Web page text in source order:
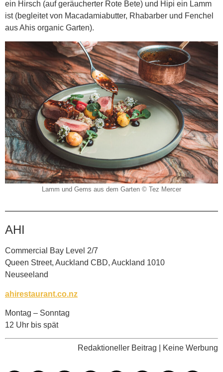
ein Hirsch (auf geräucherter Rote Bete) und Hipi ein Lamm
ist (begleitet von Macadamiabutter, Rhabarber und Fenchel
aus Ahis organic Garten).
Lamm und Gems aus dem Garten © Tez Mercer
AHI
Commercial Bay Level 2/7
Queen Street, Auckland CBD, Auckland 1010
Neuseeland
ahirestaurant.co.nz
Montag – Sonntag
12 Uhr bis spät
Redaktioneller Beitrag | Keine Werbung